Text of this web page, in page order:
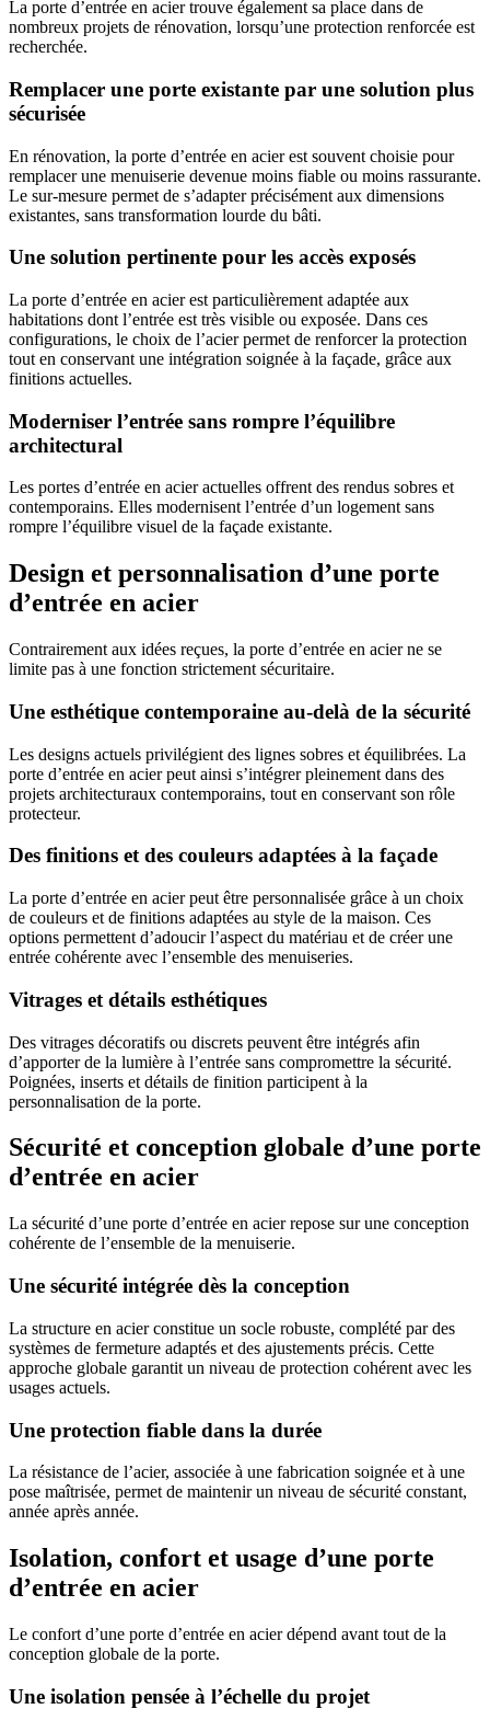
La porte d’entrée en acier trouve également sa place dans de
nombreux projets de rénovation, lorsqu’une protection renforcée est
recherchée.
Remplacer une porte existante par une solution plus
sécurisée
En rénovation, la porte d’entrée en acier est souvent choisie pour
remplacer une menuiserie devenue moins fiable ou moins rassurante.
Le sur-mesure permet de s’adapter précisément aux dimensions
existantes, sans transformation lourde du bâti.
Une solution pertinente pour les accès exposés
La porte d’entrée en acier est particulièrement adaptée aux
habitations dont l’entrée est très visible ou exposée. Dans ces
configurations, le choix de l’acier permet de renforcer la protection
tout en conservant une intégration soignée à la façade, grâce aux
finitions actuelles.
Moderniser l’entrée sans rompre l’équilibre
architectural
Les portes d’entrée en acier actuelles offrent des rendus sobres et
contemporains. Elles modernisent l’entrée d’un logement sans
rompre l’équilibre visuel de la façade existante.
Design et personnalisation d’une porte
d’entrée en acier
Contrairement aux idées reçues, la porte d’entrée en acier ne se
limite pas à une fonction strictement sécuritaire.
Une esthétique contemporaine au-delà de la sécurité
Les designs actuels privilégient des lignes sobres et équilibrées. La
porte d’entrée en acier peut ainsi s’intégrer pleinement dans des
projets architecturaux contemporains, tout en conservant son rôle
protecteur.
Des finitions et des couleurs adaptées à la façade
La porte d’entrée en acier peut être personnalisée grâce à un choix
de couleurs et de finitions adaptées au style de la maison. Ces
options permettent d’adoucir l’aspect du matériau et de créer une
entrée cohérente avec l’ensemble des menuiseries.
Vitrages et détails esthétiques
Des vitrages décoratifs ou discrets peuvent être intégrés afin
d’apporter de la lumière à l’entrée sans compromettre la sécurité.
Poignées, inserts et détails de finition participent à la
personnalisation de la porte.
Sécurité et conception globale d’une porte
d’entrée en acier
La sécurité d’une porte d’entrée en acier repose sur une conception
cohérente de l’ensemble de la menuiserie.
Une sécurité intégrée dès la conception
La structure en acier constitue un socle robuste, complété par des
systèmes de fermeture adaptés et des ajustements précis. Cette
approche globale garantit un niveau de protection cohérent avec les
usages actuels.
Une protection fiable dans la durée
La résistance de l’acier, associée à une fabrication soignée et à une
pose maîtrisée, permet de maintenir un niveau de sécurité constant,
année après année.
Isolation, confort et usage d’une porte
d’entrée en acier
Le confort d’une porte d’entrée en acier dépend avant tout de la
conception globale de la porte.
Une isolation pensée à l’échelle du projet